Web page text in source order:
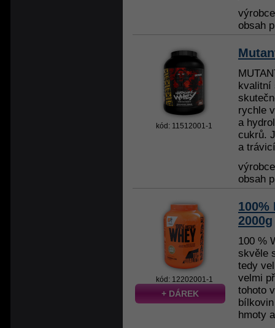
obsah
kód: 11512001-1
kvalitní
rychle
a
cukrů.
a
obsah
kód: 12202001-1
+ DÁREK
100%
2000g
100 %
skvěle
tedy
velmi
tohoto
hmoty